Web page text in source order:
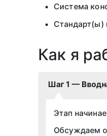
Система
Стандарт(ы)
Как я
Шаг 1 —
Этап
Обсуждаем